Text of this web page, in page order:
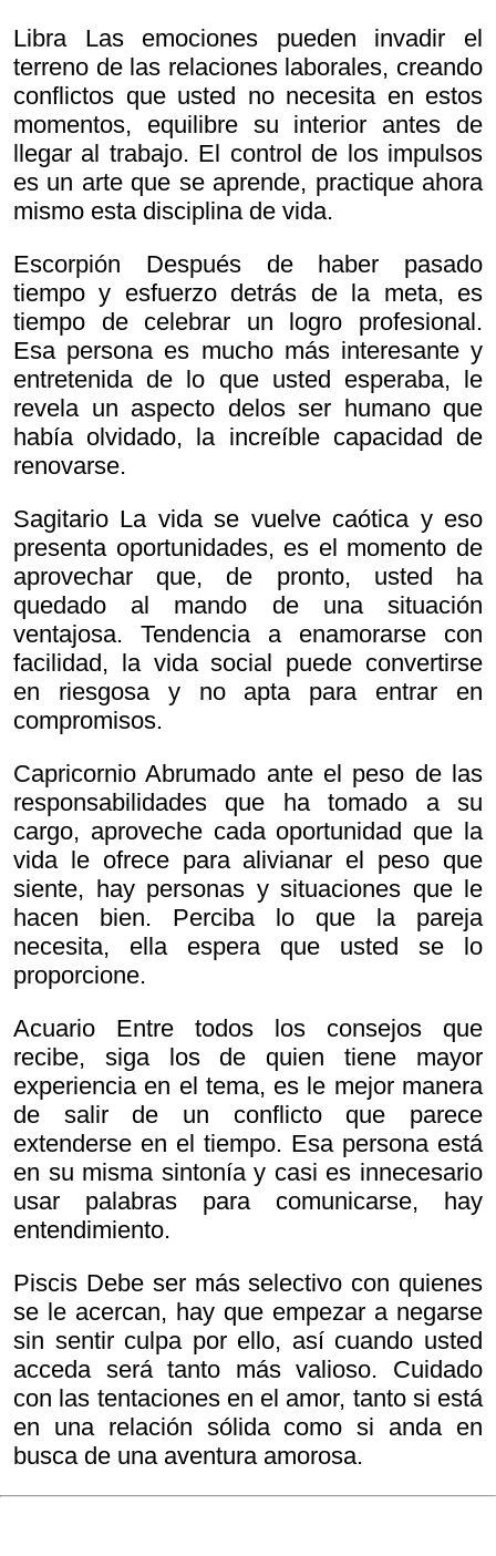
Libra Las emociones pueden invadir el
terreno de las relaciones laborales, creando
conflictos que usted no necesita en estos
momentos, equilibre su interior antes de
llegar al trabajo. El control de los impulsos
es un arte que se aprende, practique ahora
mismo esta disciplina de vida.
Escorpión Después de haber pasado
tiempo y esfuerzo detrás de la meta, es
tiempo de celebrar un logro profesional.
Esa persona es mucho más interesante y
entretenida de lo que usted esperaba, le
revela un aspecto delos ser humano que
había olvidado, la increíble capacidad de
renovarse.
Sagitario La vida se vuelve caótica y eso
presenta oportunidades, es el momento de
aprovechar que, de pronto, usted ha
quedado al mando de una situación
ventajosa. Tendencia a enamorarse con
facilidad, la vida social puede convertirse
en riesgosa y no apta para entrar en
compromisos.
Capricornio Abrumado ante el peso de las
responsabilidades que ha tomado a su
cargo, aproveche cada oportunidad que la
vida le ofrece para alivianar el peso que
siente, hay personas y situaciones que le
hacen bien. Perciba lo que la pareja
necesita, ella espera que usted se lo
proporcione.
Acuario Entre todos los consejos que
recibe, siga los de quien tiene mayor
experiencia en el tema, es le mejor manera
de salir de un conflicto que parece
extenderse en el tiempo. Esa persona está
en su misma sintonía y casi es innecesario
usar palabras para comunicarse, hay
entendimiento.
Piscis Debe ser más selectivo con quienes
se le acercan, hay que empezar a negarse
sin sentir culpa por ello, así cuando usted
acceda será tanto más valioso. Cuidado
con las tentaciones en el amor, tanto si está
en una relación sólida como si anda en
busca de una aventura amorosa.